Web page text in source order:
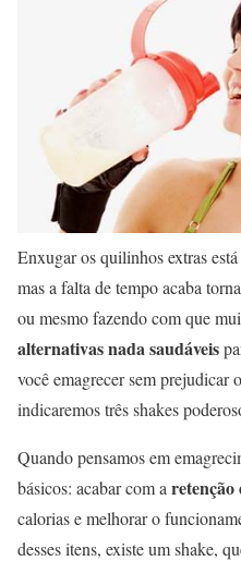
Enxugar os quilinhos extras
mas a falta de tempo acaba
ou mesmo fazendo com que
alternativas nada saudáveis
você emagrecer sem prejudicar
indicaremos três shakes
Quando pensamos em
básicos: acabar com a retenção
calorias e melhorar o
desses itens, existe um shake,